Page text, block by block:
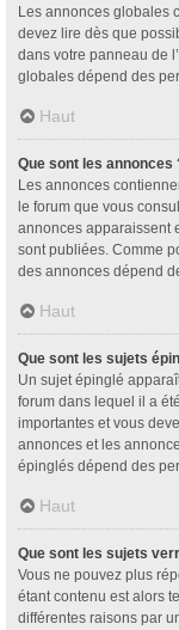
Les annonces globales
devez lire dès que
dans votre panneau de
globales dépend des
Haut
Que sont les annonces
Les annonces
le forum que vous
annonces apparaissent
sont publiées. Comme
des annonces dépend
Haut
Que sont les sujets
Un sujet épinglé
forum dans lequel il a
importantes et vous
annonces et les
épinglés dépend des
Haut
Que sont les sujets
Vous ne pouvez plus
étant contenu est alors
différentes raisons par